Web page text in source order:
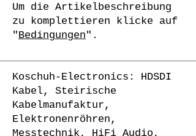
Um die Artikelbeschreibung
zu komplettieren klicke auf
"Bedingungen".
Koschuh-Electronics: HDSDI
Kabel, Steirische
Kabelmanufaktur,
Elektronenröhren,
Messtechnik, HiFi Audio,